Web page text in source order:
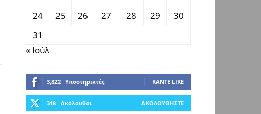
24
25 26 27 28 29
30
31
« Ιούλ
3,822 Υποστηρικτές ΚΆΝΤΕ LIKE
318 Ακόλουθοι ΑΚΟΛΟΥΘΉΣΤΕ